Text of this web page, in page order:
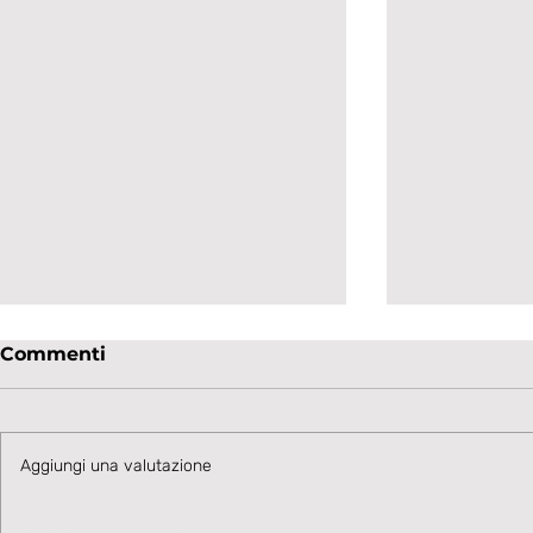
Commenti
Aggiungi una valutazione